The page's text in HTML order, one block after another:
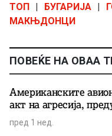
ТОП | БУГАРИЈА |
МАКЊДОНЦИ
ПОВЕЌЕ НА ОВАА
Американските
акт на агресија,
пред 1 нед.